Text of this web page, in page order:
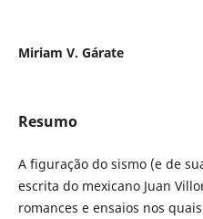
Miriam V. Gárate
Resumo
A figuração do sismo (e de
escrita do mexicano Juan
romances e ensaios nos